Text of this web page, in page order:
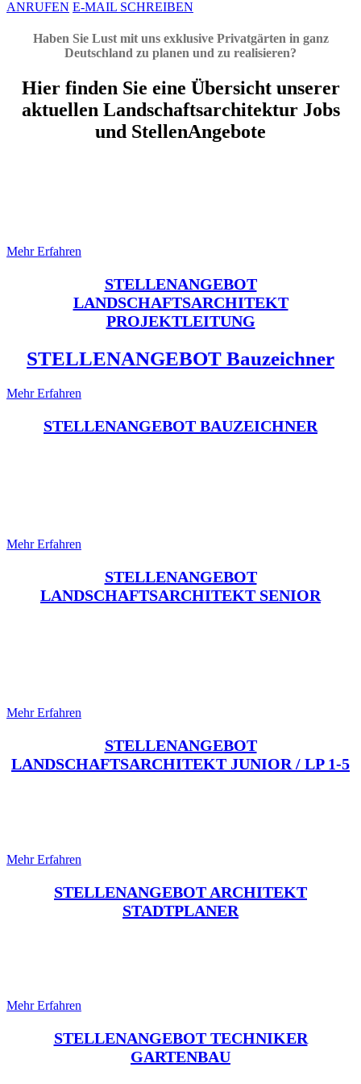
ANRUFEN E-MAIL SCHREIBEN
Haben Sie Lust mit uns exklusive Privatgärten in ganz
Deutschland zu planen und zu realisieren?
Hier finden Sie eine Übersicht unserer
aktuellen Landschaftsarchitektur Jobs
und StellenAngebote
Mehr Erfahren
STELLENANGEBOT
LANDSCHAFTSARCHITEKT
PROJEKTLEITUNG
STELLENANGEBOT Bauzeichner
Mehr Erfahren
STELLENANGEBOT BAUZEICHNER
Mehr Erfahren
STELLENANGEBOT
LANDSCHAFTSARCHITEKT SENIOR
Mehr Erfahren
STELLENANGEBOT
LANDSCHAFTSARCHITEKT JUNIOR / LP 1-5
Mehr Erfahren
STELLENANGEBOT ARCHITEKT
STADTPLANER
Mehr Erfahren
STELLENANGEBOT TECHNIKER
GARTENBAU